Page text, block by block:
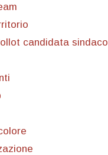
candidata sindaco